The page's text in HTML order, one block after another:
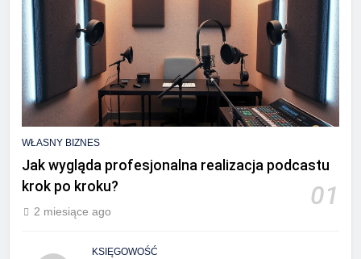
WŁASNY BIZNES
Jak wygląda profesjonalna realizacja podcastu
krok po kroku?
01
2 miesiące ago
KSIĘGOWOŚĆ